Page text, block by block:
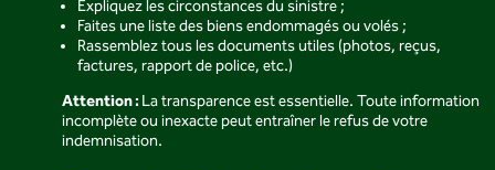
Expliquez les circonstances du sinistre ;
Faites une liste des biens endommagés ou volés ;
Rassemblez tous les documents utiles (photos, reçus,
factures, rapport de police, etc.)
Attention : La transparence est essentielle. Toute information
incomplète ou inexacte peut entraîner le refus de votre
indemnisation.